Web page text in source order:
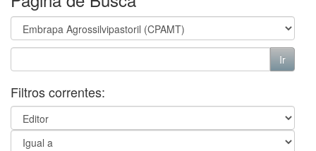
Filtros correntes: